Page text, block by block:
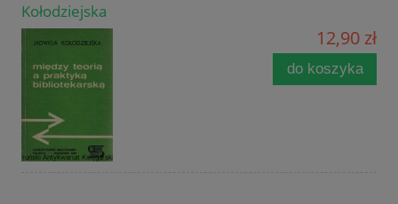
Kołodziejska
12,90 zł
do koszyka